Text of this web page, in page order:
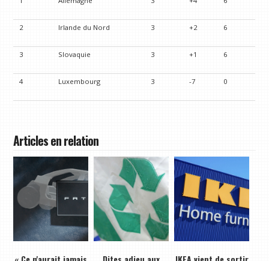
2 Irlande du Nord 3 +2 6
3 Slovaquie 3 +1 6
4 Luxembourg 3 -7 0
Articles en relation